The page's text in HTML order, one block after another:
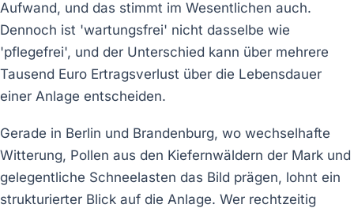
Aufwand, und das stimmt im Wesentlichen auch.
Dennoch ist 'wartungsfrei' nicht dasselbe wie
'pflegefrei', und der Unterschied kann über mehrere
Tausend Euro Ertragsverlust über die Lebensdauer
einer Anlage entscheiden.
Gerade in Berlin und Brandenburg, wo wechselhafte
Witterung, Pollen aus den Kiefernwäldern der Mark und
gelegentliche Schneelasten das Bild prägen, lohnt ein
strukturierter Blick auf die Anlage. Wer rechtzeitig